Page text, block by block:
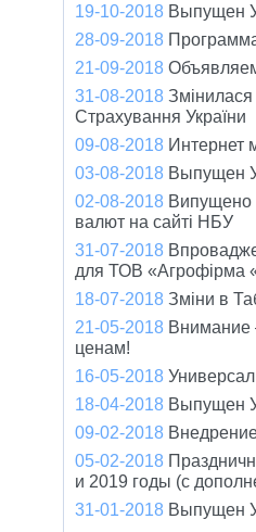
19-10-2018 Выпущен
28-09-2018
21-09-2018
31-08-2018
Страхування України
09-08-2018 Интернет
03-08-2018 Выпущен
02-08-2018 Випущено
валют на сайті НБУ
31-07-2018
для ТОВ «Агрофірма
18-07-2018 Зміни в
21-05-2018 Внимание
ценам!
16-05-2018
18-04-2018 Выпущен
09-02-2018
05-02-2018
и 2019 годы (с
31-01-2018 Выпущен